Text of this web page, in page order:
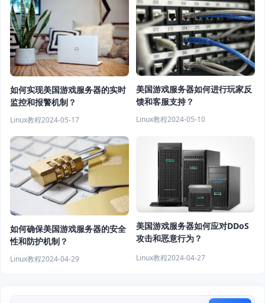
如何实现美国游戏服务器的实时
监控和报警机制？
Linux教程2024-05-17
美国游戏服务器如何进行玩家反
馈和客服支持？
Linux教程2024-05-10
如何确保美国游戏服务器的安全
性和防护机制？
Linux教程2024-04-29
美国游戏服务器如何应对DDoS
攻击和恶意行为？
Linux教程2024-04-27